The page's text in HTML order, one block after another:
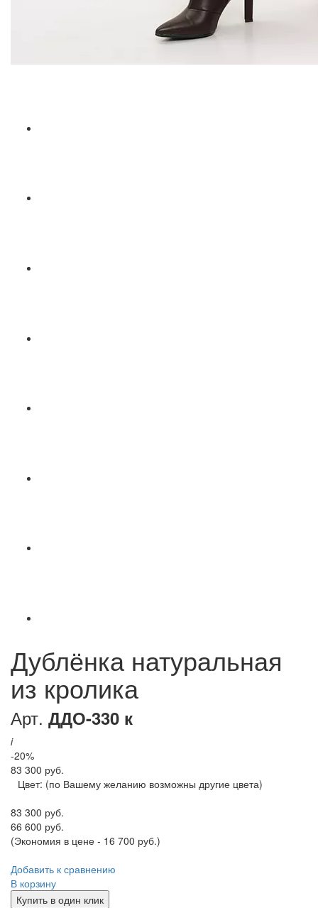
Дублёнка натуральная
из кролика
Арт. ДДО-330 к
i
-20%
83 300 руб.
Цвет: (по Вашему желанию возможны другие цвета)
83 300 руб.
66 600 руб.
(Экономия в цене - 16 700 руб.)
Добавить к сравнению
В корзину
Купить в один клик